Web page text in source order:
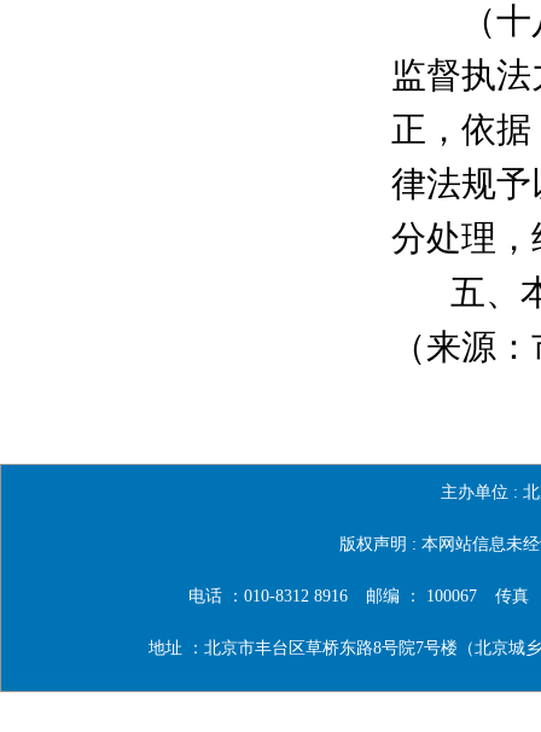
（十八
监督执
正，依
律法规
分处理
五、本
（来源
主办单位 :
版权声明 : 本网站信息未
电话 ：010-8312 8916 邮编 ： 100067 传真
地址 ：北京市丰台区草桥东路8号院7号楼（北京城